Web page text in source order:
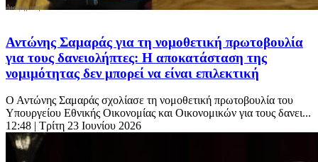
Αντώνης Σαμαράς για τη νομοθετική πρωτοβουλία
για τους δανειολήπτες: Η αποκατάσταση της
νομιμότητας δεν μπορεί να είναι επιλεκτική
Ο Αντώνης Σαμαράς σχολίασε τη νομοθετική πρωτοβουλία του
Υπουργείου Εθνικής Οικονομίας και Οικονομικών για τους δανει...
12:48 | Τρίτη 23 Ιουνίου 2026